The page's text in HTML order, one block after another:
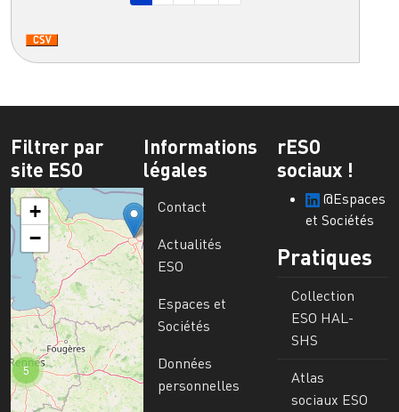
Filtrer par
site ESO
5
+
−
Informations
légales
Contact
Actualités
ESO
Espaces et
Sociétés
Données
personnelles
rESO
sociaux !
@Espaces
et Sociétés
Pratiques
Collection
ESO HAL-
SHS
Atlas
sociaux ESO